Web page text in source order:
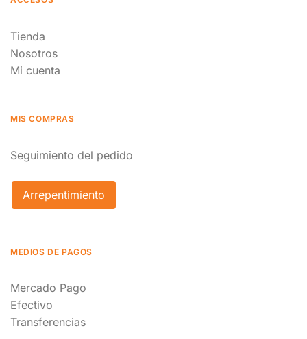
Tienda
Nosotros
Mi cuenta
MIS COMPRAS
Seguimiento del pedido
Arrepentimiento
MEDIOS DE PAGOS
Mercado Pago
Efectivo
Transferencias